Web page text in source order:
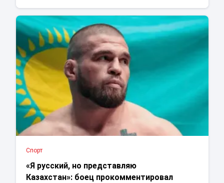
Спорт
«Я русский, но представляю
Казахстан»: боец прокомментировал